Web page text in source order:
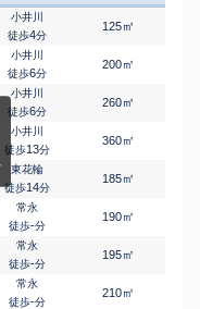
小井川
徒歩4分
125㎡
小井川
徒歩6分
200㎡
小井川
徒歩6分
260㎡
小井川
徒歩13分
360㎡
東花輪
徒歩14分
185㎡
常永
徒歩-分
190㎡
常永
徒歩-分
195㎡
常永
徒歩-分
210㎡